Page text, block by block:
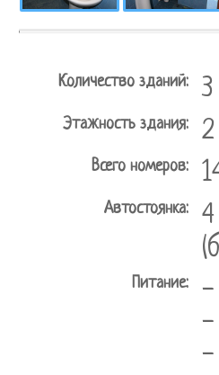
Количество зданий: 3
Этажность здания: 2
Всего номеров:
Автостоянка:
Питание:
-
-
-